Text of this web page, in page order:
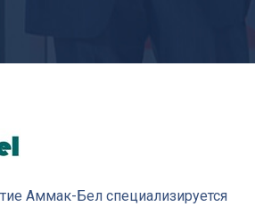
Аммак-Бел специализируется